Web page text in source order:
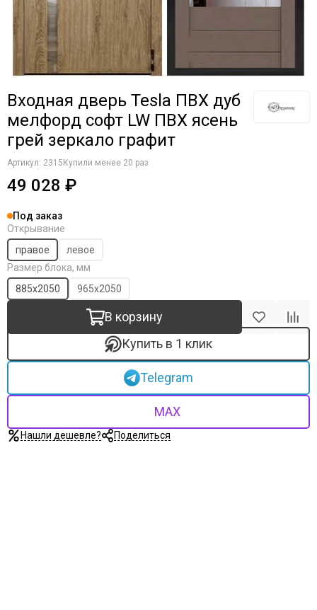
Входная дверь Tesla ПВХ дуб
мелфорд софт LW ПВХ ясень
грей зеркало графит
Артикул: 2315 Купили менее 20 раз
49 028 ₽
Под заказ
Открывание
правое
левое
Размер блока, мм
885х2050
965х2050
В корзину
Купить в 1 клик
Telegram
MAX
Нашли дешевле? Поделиться